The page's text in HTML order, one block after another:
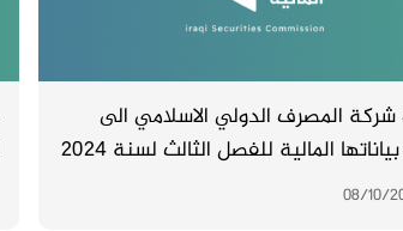
المصرف الدولي الاسلامي الى
الهيأة بياناتها المالية للفصل الثالث لسنة 2024
08/10/